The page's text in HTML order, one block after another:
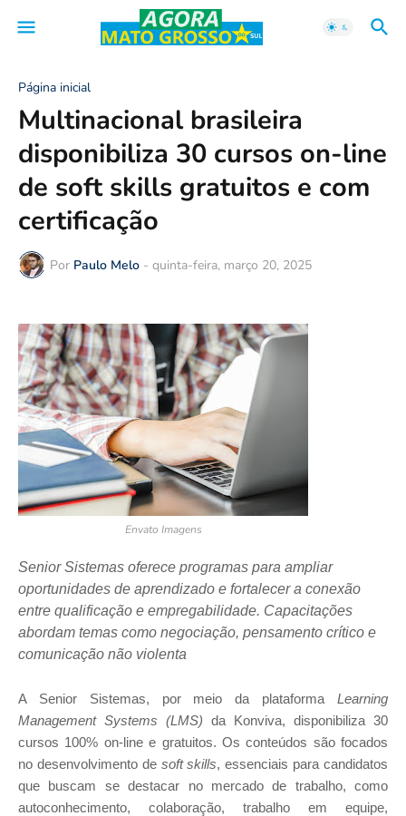
Página inicial
Multinacional brasileira
disponibiliza 30 cursos on-line
de soft skills gratuitos e com
certificação
Por Paulo Melo - quinta-feira, março 20, 2025
Envato Imagens
Senior Sistemas oferece programas para ampliar
oportunidades de aprendizado e fortalecer a conexão
entre qualificação e empregabilidade. Capacitações
abordam temas como negociação, pensamento crítico e
comunicação não violenta
A Senior Sistemas, por meio da plataforma Learning
Management Systems (LMS) da Konviva, disponibiliza 30
cursos 100% on-line e gratuitos. Os conteúdos são focados
no desenvolvimento de soft skills, essenciais para candidatos
que buscam se destacar no mercado de trabalho, como
autoconhecimento, colaboração, trabalho em equipe,